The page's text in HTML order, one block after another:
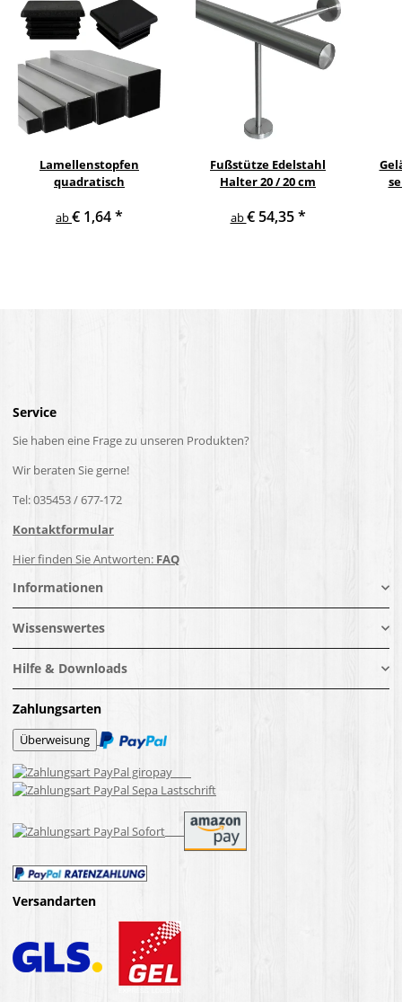
Lamellenstopfen
quadratisch
ab€ 1,64*
Fußstütze Edelstahl
Halter 20 / 20 cm
ab€ 54,35*
Service
Sie haben eine Frage zu unseren Produkten?
Wir beraten Sie gerne!
Tel: 035453 / 677-172
Kontaktformular
Hier finden Sie Antworten: FAQ
Informationen
Wissenswertes
Hilfe & Downloads
Zahlungsarten
Versandarten